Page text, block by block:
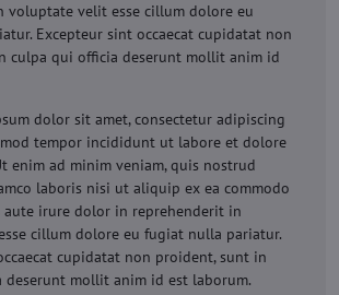
voluptate velit esse cillum dolore eu
Excepteur sint occaecat cupidatat non
culpa qui officia deserunt mollit anim id
dolor sit amet, consectetur adipiscing
tempor incididunt ut labore et dolore
enim ad minim veniam, quis nostrud
laboris nisi ut aliquip ex ea commodo
aute irure dolor in reprehenderit in
cillum dolore eu fugiat nulla pariatur.
cupidatat non proident, sunt in
deserunt mollit anim id est laborum.